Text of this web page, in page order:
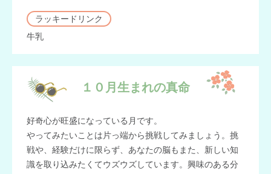
ラッキードリンク
牛乳
１０月生まれの真命
好奇心が旺盛になっている月です。
やってみたいことは片っ端から挑戦してみましょう。挑
戦や、経験だけに限らず、あなたの脳もまた、新しい知
識を取り込みたくてウズウズしています。興味のある分